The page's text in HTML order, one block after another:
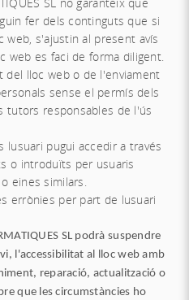
fer dels continguts que si
web, s'ajustin al present avís
web es faci de forma diligent.
del lloc web o de l'enviament
sense el permís dels
tutors responsables de l'ús
lusuari pugui accedir a través
o introduïts per usuaris
eines similars.
errònies per part de lusuari
SL podrà suspendre
l'accessibilitat al lloc web amb
reparació, actualització o
que les circumstàncies ho